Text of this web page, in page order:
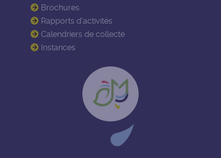
Brochures
Rapports d'activités
Calendriers de collecte
Instances